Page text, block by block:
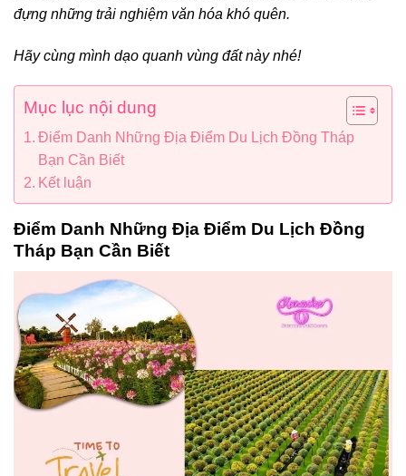
đựng những trải nghiệm văn hóa khó quên.
Hãy cùng mình dạo quanh vùng đất này nhé!
Mục lục nội dung
Điểm Danh Những Địa Điểm Du Lịch Đồng Tháp
Bạn Cần Biết
Kết luận
Điểm Danh Những Địa Điểm Du Lịch Đồng
Tháp Bạn Cần Biết